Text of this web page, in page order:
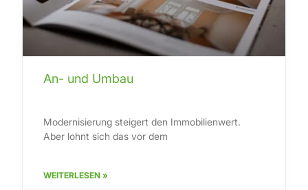
An- und Umbau
Modernisierung steigert den Immobilienwert.
Aber lohnt sich das vor dem
WEITERLESEN »